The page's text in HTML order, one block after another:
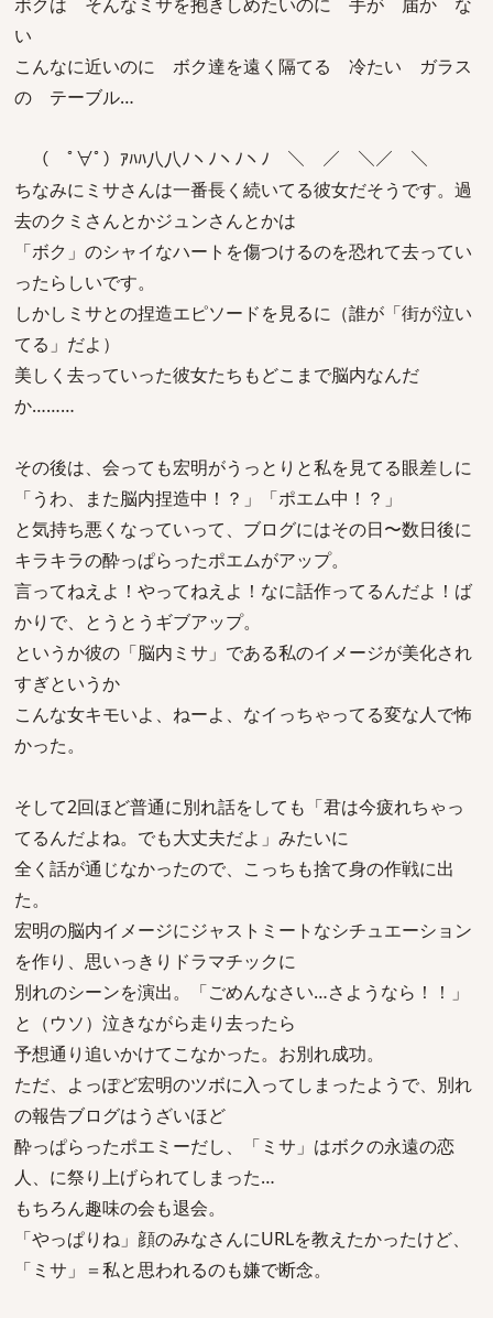
い
こんなに近いのに ボク達を遠く隔てる 冷たい ガラス
の テーブル…
（ ﾟ∀ﾟ）ｱﾊﾊ八八ﾉヽﾉヽﾉヽﾉ ＼ ／ ＼／ ＼
ちなみにミサさんは一番長く続いてる彼女だそうです。過
去のクミさんとかジュンさんとかは
「ボク」のシャイなハートを傷つけるのを恐れて去ってい
ったらしいです。
しかしミサとの捏造エピソードを見るに（誰が「街が泣い
てる」だよ）
美しく去っていった彼女たちもどこまで脳内なんだ
か………
その後は、会っても宏明がうっとりと私を見てる眼差しに
「うわ、また脳内捏造中！？」「ポエム中！？」
と気持ち悪くなっていって、ブログにはその日〜数日後に
キラキラの酔っぱらったポエムがアップ。
言ってねえよ！やってねえよ！なに話作ってるんだよ！ば
かりで、とうとうギブアップ。
というか彼の「脳内ミサ」である私のイメージが美化され
すぎというか
こんな女キモいよ、ねーよ、なイっちゃってる変な人で怖
かった。
そして2回ほど普通に別れ話をしても「君は今疲れちゃっ
てるんだよね。でも大丈夫だよ」みたいに
全く話が通じなかったので、こっちも捨て身の作戦に出
た。
宏明の脳内イメージにジャストミートなシチュエーション
を作り、思いっきりドラマチックに
別れのシーンを演出。「ごめんなさい…さようなら！！」
と（ウソ）泣きながら走り去ったら
予想通り追いかけてこなかった。お別れ成功。
ただ、よっぽど宏明のツボに入ってしまったようで、別れ
の報告ブログはうざいほど
酔っぱらったポエミーだし、「ミサ」はボクの永遠の恋
人、に祭り上げられてしまった…
もちろん趣味の会も退会。
「やっぱりね」顔のみなさんにURLを教えたかったけど、
「ミサ」＝私と思われるのも嫌で断念。